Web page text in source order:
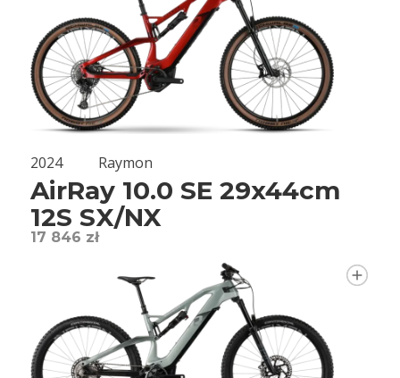
2024 Raymon
AirRay 10.0 SE 29x44cm
12S SX/NX
17 846 zł